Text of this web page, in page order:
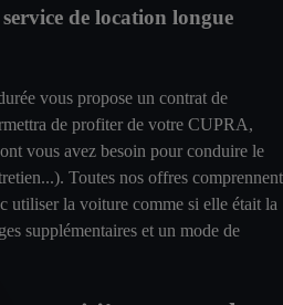
de location longue
vous propose un contrat de
de profiter de votre CUPRA,
vous avez besoin pour conduire le
Toutes nos offres comprennent
utiliser la voiture comme si elle était la
supplémentaires et un mode de